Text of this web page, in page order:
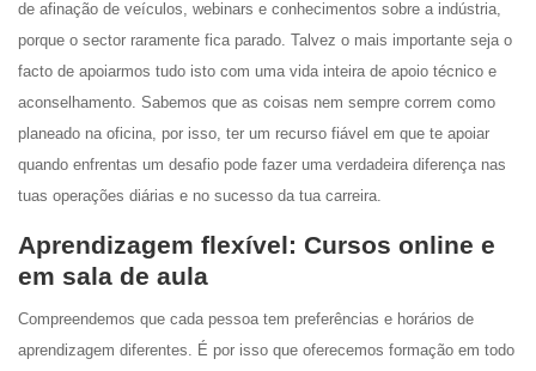
de afinação de veículos, webinars e conhecimentos sobre a indústria,
porque o sector raramente fica parado. Talvez o mais importante seja o
facto de apoiarmos tudo isto com uma vida inteira de apoio técnico e
aconselhamento. Sabemos que as coisas nem sempre correm como
planeado na oficina, por isso, ter um recurso fiável em que te apoiar
quando enfrentas um desafio pode fazer uma verdadeira diferença nas
tuas operações diárias e no sucesso da tua carreira.
Aprendizagem flexível: Cursos online e
em sala de aula
Compreendemos que cada pessoa tem preferências e horários de
aprendizagem diferentes. É por isso que oferecemos formação em todo